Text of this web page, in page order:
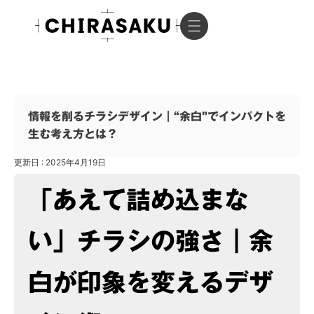
情報を削るチラシデザイン｜“余白”でインパクトを
生む考え方とは？
更新日 : 2025年4月19日
「あえて詰め込まな
い」チラシの強さ｜余
白が印象を変えるデザ